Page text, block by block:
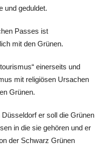
und geduldet.
Passes ist
mit den Grünen.
einerseits und
mit religiösen Ursachen
Grünen.
er soll die Grünen
in die sie gehören und er
der Schwarz Grünen